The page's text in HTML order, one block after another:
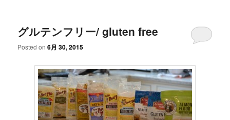
グルテンフリー/ gluten free
Posted on6月 30, 2015